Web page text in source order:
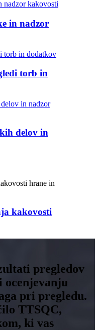
in nadzor
torb in
delov in
kakovosti
pregledov
pri pregledu.
TTSQC,
ki vas